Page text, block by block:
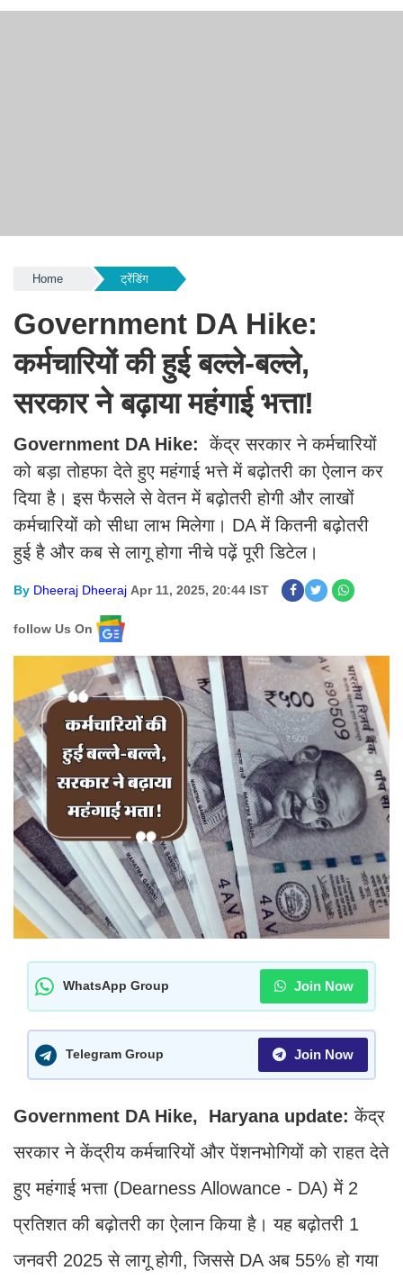
Home ट्रेंडिंग
Government DA Hike:
कर्मचारियों की हुई बल्ले-बल्ले,
सरकार ने बढ़ाया महंगाई भत्ता!
Government DA Hike: केंद्र सरकार ने कर्मचारियों
को बड़ा तोहफा देते हुए महंगाई भत्ते में बढ़ोतरी का ऐलान कर
दिया है। इस फैसले से वेतन में बढ़ोतरी होगी और लाखों
कर्मचारियों को सीधा लाभ मिलेगा। DA में कितनी बढ़ोतरी
हुई है और कब से लागू होगा नीचे पढ़ें पूरी डिटेल।
By Dheeraj Dheeraj Apr 11, 2025, 20:44 IST
follow Us On
WhatsApp Group Join Now
Telegram Group Join Now
Government DA Hike, Haryana update:केंद्र
सरकार ने केंद्रीय कर्मचारियों और पेंशनभोगियों को राहत देते
हुए महंगाई भत्ता (Dearness Allowance - DA) में 2
प्रतिशत की बढ़ोतरी का ऐलान किया है। यह बढ़ोतरी 1
जनवरी 2025 से लागू होगी, जिससे DA अब 55% हो गया